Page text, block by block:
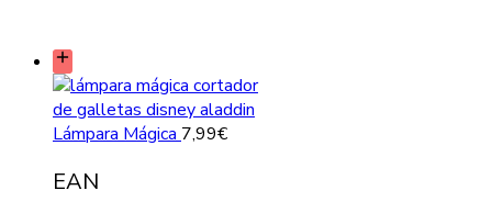
Lámpara Mágica 7,99€
EAN